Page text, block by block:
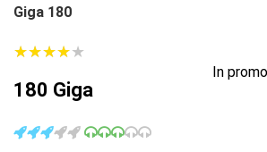
Giga 180
★★★★★
★★★★★
180 Giga
In